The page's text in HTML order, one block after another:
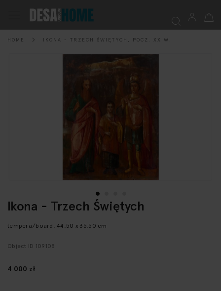
My
HOME IKONA - TRZECH ŚWIĘTYCH, POCZ. XX W.
the
images
tempera/board, 44,50 x 35,50 cm
Ikona - Trzech Świętych
Object ID 109108
4 000 zł